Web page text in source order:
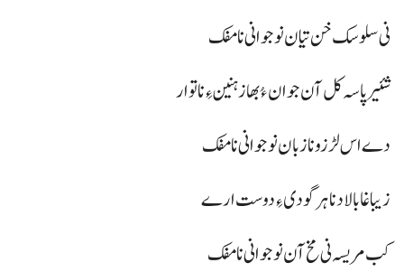
نی سلوسک خن تیان نوجوانی نا مفک
شئیر پاسہ کل آن جوان ءُ بھاز ہنین ءِ نا توار
دے اس لڑزو نا زبان نوجوانی نا مفک
زیبا غا بالاد نا ہر گودی ءِ دوست ارے
کب مریسہ نی مخ آن نوجوانی نا مفک